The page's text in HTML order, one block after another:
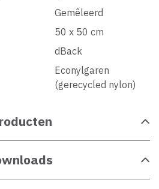
Gemêleerd
50 x 50 cm
dBack
Econylgaren
(gerecycled nylon)